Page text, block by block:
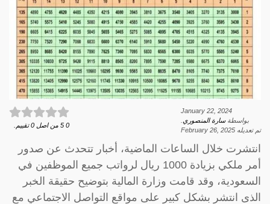
January 22, 2024
بواسطةسارة المنصوري
تم تعديله February 26, 2025
0
5 من اصل 0 تقييم.
انتشرت خلال الساعات الماضية، أخبار تتحدث عن صدور
أمر ملكي بزيادة 1000 ريال لرواتب جميع الموظفين في
السعودية، وقد قامت وزارة المالية بتوضيح حقيقة الخبر
الذى انتشر بشكل كبير على مواقع التواصل الاجتماعي مع